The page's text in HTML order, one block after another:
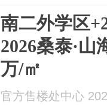
南二外学区
2026桑泰·山
万/㎡
官方售楼处中心